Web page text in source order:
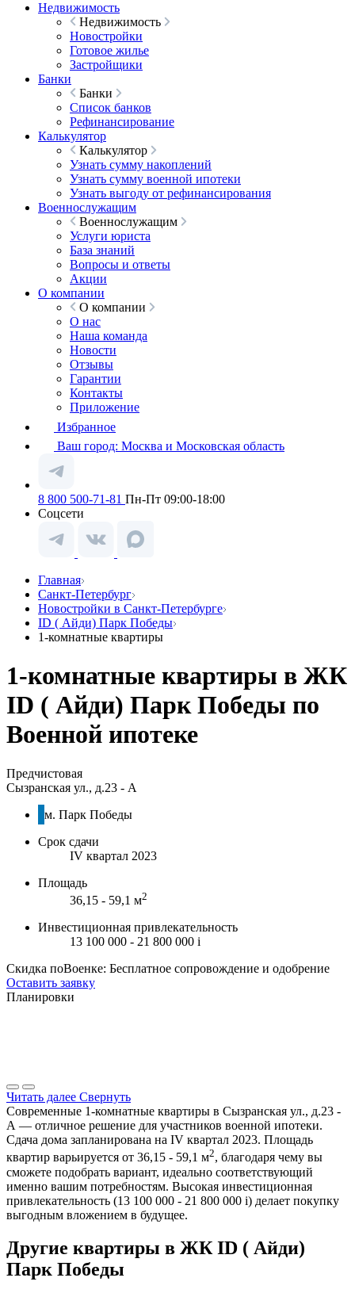
Недвижимость
Недвижимость
Новостройки
Готовое жилье
Застройщики
Банки
Банки
Список банков
Рефинансирование
Калькулятор
Калькулятор
Узнать сумму накоплений
Узнать сумму военной ипотеки
Узнать выгоду от рефинансирования
Военнослужащим
Военнослужащим
Услуги юриста
База знаний
Вопросы и ответы
Акции
О компании
О компании
О нас
Наша команда
Новости
Отзывы
Гарантии
Контакты
Приложение
Избранное
Ваш город: Москва и Московская область
8 800 500-71-81 Пн-Пт 09:00-18:00
Соцсети
Главная
Санкт-Петербург
Новостройки в Санкт-Петербурге
ID ( Айди) Парк Победы
1-комнатные квартиры
1-комнатные квартиры в ЖК
ID ( Айди) Парк Победы по
Военной ипотеке
Предчистовая
Сызранская ул., д.23 - А
м. Парк Победы
Срок сдачи
IV квартал 2023
Площадь
36,15 - 59,1 м2
Инвестиционная привлекательность
13 100 000 - 21 800 000 i
Скидка поВоенке: Бесплатное сопровождение и одобрение
Оставить заявку
Планировки
Читать далее Свернуть
Современные 1-комнатные квартиры в Сызранская ул., д.23 -
А — отличное решение для участников военной ипотеки.
Сдача дома запланирована на IV квартал 2023. Площадь
квартир варьируется от 36,15 - 59,1 м2, благодаря чему вы
сможете подобрать вариант, идеально соответствующий
именно вашим потребностям. Высокая инвестиционная
привлекательность (13 100 000 - 21 800 000 i) делает покупку
выгодным вложением в будущее.
Другие квартиры в ЖК ID ( Айди)
Парк Победы